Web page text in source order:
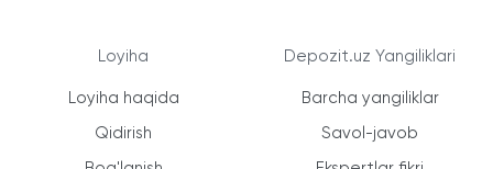
Loyiha
Loyiha haqida
Qidirish
Depozit.uz Yangiliklari
Barcha yangiliklar
Savol-javob